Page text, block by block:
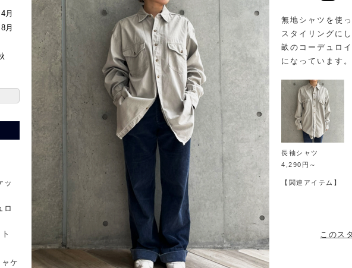
4月
8月
ッ
ロ
ケ
無地シャツを使
スタイリングに
畝のコーデュロ
になっています。
長袖シャツ
4,290円～
【関連アイテム】
このス